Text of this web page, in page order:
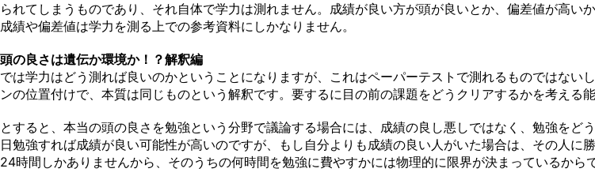
られてしまうものであり、それ自体で学力は測れません。成績が良い方が頭が良いとか、偏差値が高
成績や偏差値は学力を測る上での参考資料にしかなりません。
頭の良さは遺伝か環境か！？解釈編
では学力はどう測れば良いのかということになりますが、これはペーパーテストで測れるものではな
ンの位置付けで、本質は同じものという解釈です。要するに目の前の課題をどうクリアするかを考える
とすると、本当の頭の良さを勉強という分野で議論する場合には、成績の良し悪しではなく、勉強を
日勉強すれば成績が良い可能性が高いのですが、もし自分よりも成績の良い人がいた場合は、その人
24時間しかありませんから、そのうちの何時間を勉強に費やすかには物理的に限界が決まっているからで